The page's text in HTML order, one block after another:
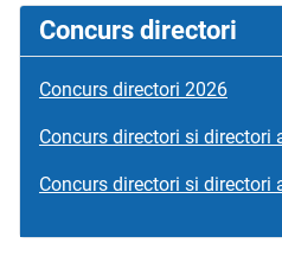
Concurs directori
Concurs directori 2026
Concurs directori si directori
Concurs directori si directori